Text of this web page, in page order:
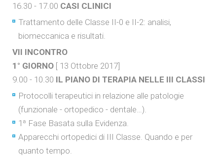
16.30 - 17.00 CASI CLINICI
Trattamento delle Classe II-0 e II-2: analisi,
biomeccanica e risultati.
VII INCONTRO
1° GIORNO [ 13 Ottobre 2017]
9.00 - 10.30 IL PIANO DI TERAPIA NELLE III CLASSI
Protocolli terapeutici in relazione alle patologie
(funzionale - ortopedico - dentale…).
1ª Fase Basata sulla Evidenza.
Apparecchi ortopedici di III Classe. Quando e per
quanto tempo.